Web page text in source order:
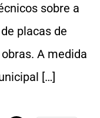
sobre a
placas de
A medida
[…]